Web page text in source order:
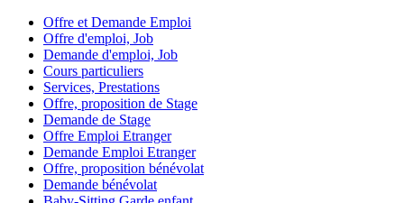
Offre et Demande Emploi
Offre d'emploi, Job
Demande d'emploi, Job
Cours particuliers
Services, Prestations
Offre, proposition de Stage
Demande de Stage
Offre Emploi Etranger
Demande Emploi Etranger
Offre, proposition bénévolat
Demande bénévolat